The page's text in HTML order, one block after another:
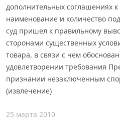
дополнительных соглашениях к
наименование и количество
суд пришел к правильному
сторонами существенных
товара, в связи с чем
удовлетворении требования
признании незаключенным
(извлечение)
25 марта 2010